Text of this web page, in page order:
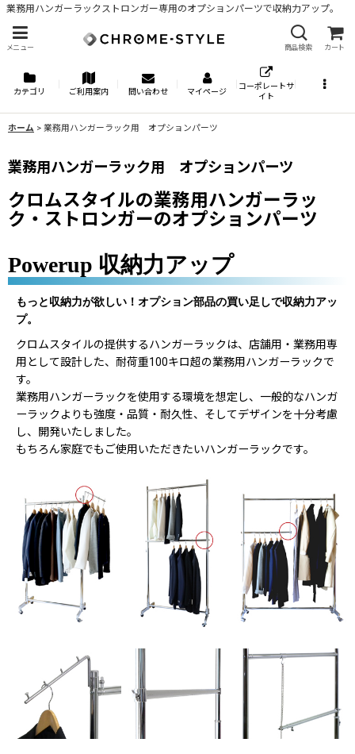
業務用ハンガーラックストロンガー専用のオプションパーツで収納力アップ。
メニュー 商品検索 カート
カテゴリ ご利用案内 問い合わせ マイページ
コーポレートサ
イト
ホーム > 業務用ハンガーラック用 オプションパーツ
業務用ハンガーラック用 オプションパーツ
クロムスタイルの業務用ハンガーラッ
ク・ストロンガーのオプションパーツ
Powerup 収納力アップ
もっと収納力が欲しい！オプション部品の買い足しで収納力アッ
プ。
クロムスタイルの提供するハンガーラックは、店舗用・業務用専
用として設計した、耐荷重100キロ超の業務用ハンガーラックで
す。
業務用ハンガーラックを使用する環境を想定し、一般的なハンガ
ーラックよりも強度・品質・耐久性、そしてデザインを十分考慮
し、開発いたしました。
もちろん家庭でもご使用いただきたいハンガーラックです。